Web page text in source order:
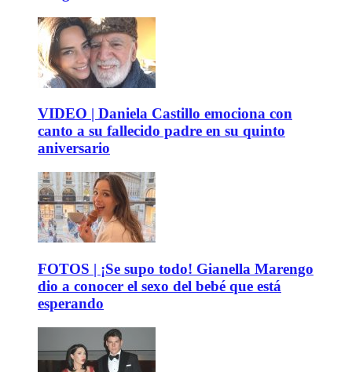
VIDEO | Daniela Castillo emociona con
canto a su fallecido padre en su quinto
aniversario
FOTOS | ¡Se supo todo! Gianella Marengo
dio a conocer el sexo del bebé que está
esperando